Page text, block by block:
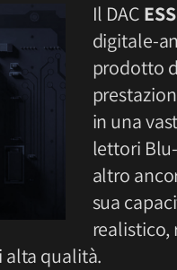
Il DAC
digitale-
prodotto
in una
lettori
altro
sua
realistico,
alta qualità.